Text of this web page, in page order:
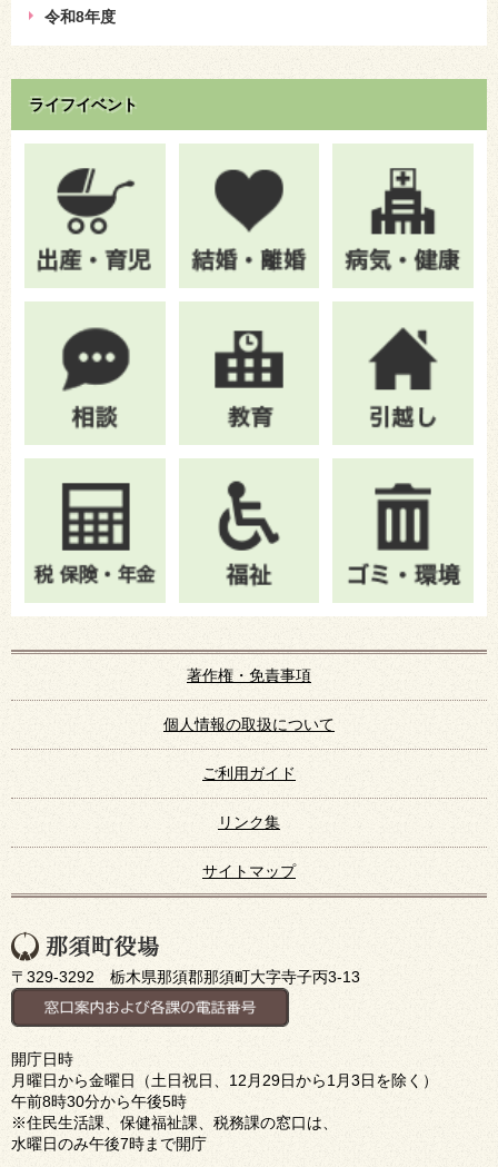
令和8年度
ライフイベント
著作権・免責事項
個人情報の取扱について
ご利用ガイド
リンク集
サイトマップ
〒329-3292 栃木県那須郡那須町大字寺子丙3-13
開庁日時
月曜日から金曜日（土日祝日、12月29日から1月3日を除く）
午前8時30分から午後5時
※住民生活課、保健福祉課、税務課の窓口は、
水曜日のみ午後7時まで開庁